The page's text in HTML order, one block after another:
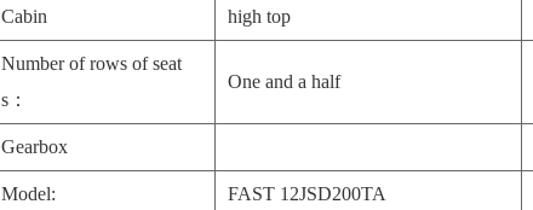
Cabin high top
Number of rows of seat
s：
One and a half
Gearbox
Model: FAST 12JSD200TA